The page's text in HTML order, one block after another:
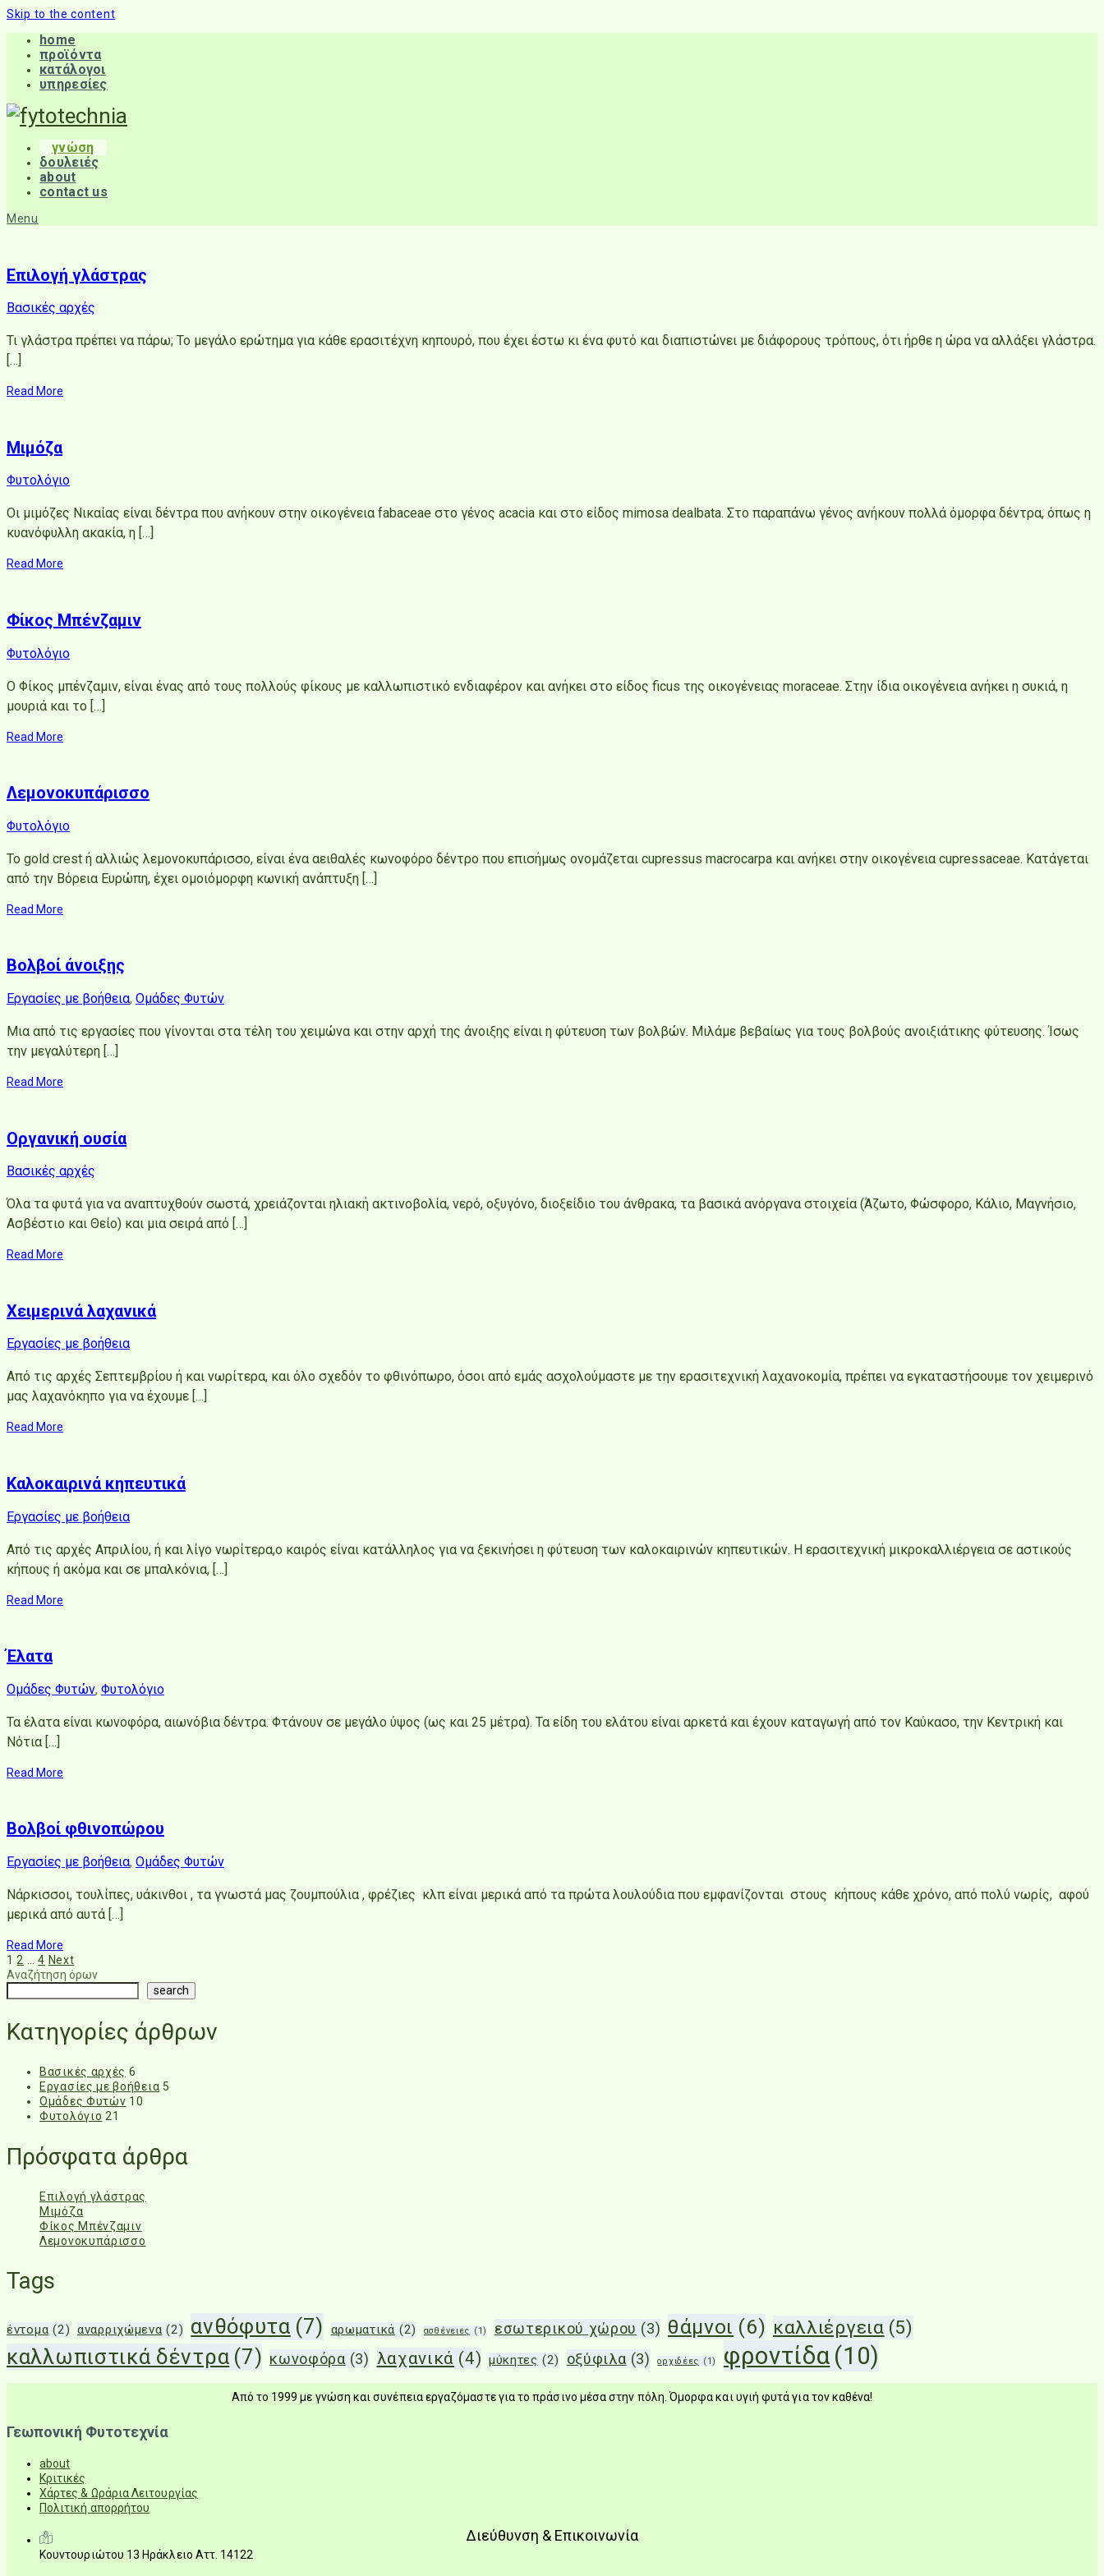
Skip to the content
home
προϊόντα
κατάλογοι
υπηρεσίες
γνώση
δουλειές
about
contact us
Menu
Επιλογή γλάστρας
Βασικές αρχές
Τι γλάστρα πρέπει να πάρω; Το μεγάλο ερώτημα για κάθε ερασιτέχνη κηπουρό, που έχει έστω κι ένα φυτό και διαπιστώνει με διάφορους τρόπους, ότι ήρθε η ώρα να αλλάξει γλάστρα.
[…]
Read More
Μιμόζα
Φυτολόγιο
Οι μιμόζες Νικαίας είναι δέντρα που ανήκουν στην οικογένεια fabaceae στο γένος acacia και στο είδος mimosa dealbata. Στο παραπάνω γένος ανήκουν πολλά όμορφα δέντρα, όπως η
κυανόφυλλη ακακία, η […]
Read More
Φίκος Μπένζαμιν
Φυτολόγιο
Ο Φίκος μπένζαμιν, είναι ένας από τους πολλούς φίκους με καλλωπιστικό ενδιαφέρον και ανήκει στο είδος ficus της οικογένειας moraceae. Στην ίδια οικογένεια ανήκει η συκιά, η
μουριά και το […]
Read More
Λεμονοκυπάρισσο
Φυτολόγιο
Το gold crest ή αλλιώς λεμονοκυπάρισσο, είναι ένα αειθαλές κωνοφόρο δέντρο που επισήμως ονομάζεται cupressus macrocarpa και ανήκει στην οικογένεια cupressaceae. Κατάγεται
από την Βόρεια Ευρώπη, έχει ομοιόμορφη κωνική ανάπτυξη […]
Read More
Βολβοί άνοιξης
Εργασίες με βοήθεια, Ομάδες Φυτών
Μια από τις εργασίες που γίνονται στα τέλη του χειμώνα και στην αρχή της άνοιξης είναι η φύτευση των βολβών. Μιλάμε βεβαίως για τους βολβούς ανοιξιάτικης φύτευσης. Ίσως
την μεγαλύτερη […]
Read More
Οργανική ουσία
Βασικές αρχές
Όλα τα φυτά για να αναπτυχθούν σωστά, χρειάζονται ηλιακή ακτινοβολία, νερό, οξυγόνο, διοξείδιο του άνθρακα, τα βασικά ανόργανα στοιχεία (Άζωτο, Φώσφορο, Κάλιο, Μαγνήσιο,
Ασβέστιο και Θείο) και μια σειρά από […]
Read More
Χειμερινά λαχανικά
Εργασίες με βοήθεια
Από τις αρχές Σεπτεμβρίου ή και νωρίτερα, και όλο σχεδόν το φθινόπωρο, όσοι από εμάς ασχολούμαστε με την ερασιτεχνική λαχανοκομία, πρέπει να εγκαταστήσουμε τον χειμερινό
μας λαχανόκηπο για να έχουμε […]
Read More
Καλοκαιρινά κηπευτικά
Εργασίες με βοήθεια
Από τις αρχές Απριλίου, ή και λίγο νωρίτερα,ο καιρός είναι κατάλληλος για να ξεκινήσει η φύτευση των καλοκαιρινών κηπευτικών. Η ερασιτεχνική μικροκαλλιέργεια σε αστικούς
κήπους ή ακόμα και σε μπαλκόνια, […]
Read More
Έλατα
Ομάδες Φυτών, Φυτολόγιο
Τα έλατα είναι κωνοφόρα, αιωνόβια δέντρα. Φτάνουν σε μεγάλο ύψος (ως και 25 μέτρα). Τα είδη του ελάτου είναι αρκετά και έχουν καταγωγή από τον Καύκασο, την Κεντρική και
Νότια […]
Read More
Βολβοί φθινοπώρου
Εργασίες με βοήθεια, Ομάδες Φυτών
Νάρκισσοι, τουλίπες, υάκινθοι , τα γνωστά μας ζουμπούλια , φρέζιες κλπ είναι μερικά από τα πρώτα λουλούδια που εμφανίζονται στους κήπους κάθε χρόνο, από πολύ νωρίς, αφού
μερικά από αυτά […]
Read More
Posts
navigation
1 2 4 Next
Αναζήτηση όρων
search
Κατηγορίες άρθρων
Βασικές αρχές 6
Εργασίες με βοήθεια 5
Ομάδες Φυτών 10
Φυτολόγιο 21
Πρόσφατα άρθρα
Επιλογή γλάστρας
Μιμόζα
Φίκος Μπένζαμιν
Λεμονοκυπάρισσο
Tags
έντομα (2) αναρριχώμενα (2) ανθόφυτα (7) αρωματικά (2) ασθένειες (1) εσωτερικού χώρου (3) θάμνοι (6) καλλιέργεια (5)
καλλωπιστικά δέντρα (7) κωνοφόρα (3) λαχανικά (4) μύκητες (2) οξύφιλα (3) ορχιδέες (1) φροντίδα (10)
Από το 1999 με γνώση και συνέπεια εργαζόμαστε για το πράσινο μέσα στην πόλη. Όμορφα και υγιή φυτά για τον καθένα!
Γεωπονική Φυτοτεχνία
about
Κριτικές
Χάρτες & Ωράρια Λειτουργίας
Πολιτική απορρήτου
Διεύθυνση & Επικοινωνία
Κουντουριώτου 13 Ηράκλειο Αττ. 14122